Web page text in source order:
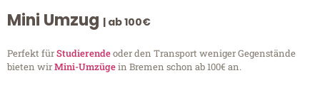
Mini Umzug | ab 100€
Perfekt fürStudierendeoder den Transport weniger Gegenstände
bieten wirMini-Umzügein Bremen schon ab 100€ an.